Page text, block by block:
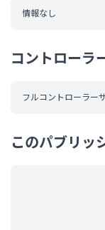
情報なし
コントローラ
フルコントローラー
このパブリッ